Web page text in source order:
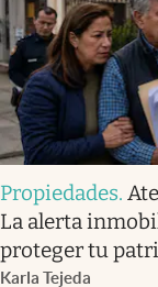
Propiedades.
La alerta
proteger tu
Karla Tejeda